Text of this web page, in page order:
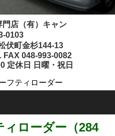
店（有）キャン
0103
伏町金杉144-13
FAX 048-993-0082
定休日 日曜・祝日
フティローダー
ィローダー（284